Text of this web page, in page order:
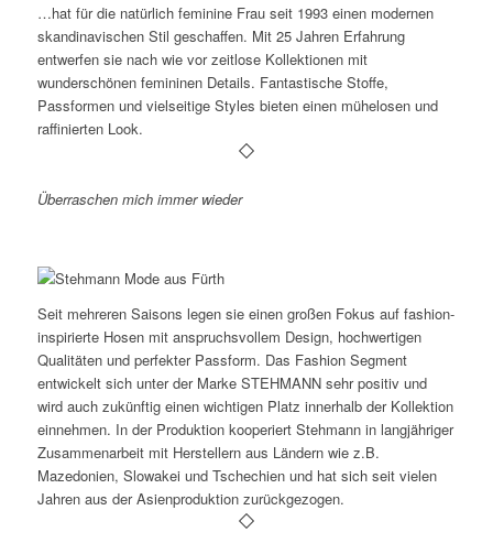
…hat für die natürlich feminine Frau seit 1993 einen modernen
skandinavischen Stil geschaffen. Mit 25 Jahren Erfahrung
entwerfen sie nach wie vor zeitlose Kollektionen mit
wunderschönen femininen Details. Fantastische Stoffe,
Passformen und vielseitige Styles bieten einen mühelosen und
raffinierten Look.
Überraschen mich immer wieder
Seit mehreren Saisons legen sie einen großen Fokus auf fashion-
inspirierte Hosen mit anspruchsvollem Design, hochwertigen
Qualitäten und perfekter Passform. Das Fashion Segment
entwickelt sich unter der Marke STEHMANN sehr positiv und
wird auch zukünftig einen wichtigen Platz innerhalb der Kollektion
einnehmen. In der Produktion kooperiert Stehmann in langjähriger
Zusammenarbeit mit Herstellern aus Ländern wie z.B.
Mazedonien, Slowakei und Tschechien und hat sich seit vielen
Jahren aus der Asienproduktion zurückgezogen.